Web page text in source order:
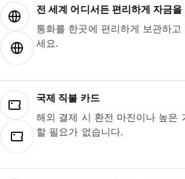
전 세계 어디서든 편리하게 자금
통화를 한곳에 편리하게 보관하
세요.
국제 직불 카드
해외 결제 시 환전 마진이나 높은
할 필요가 없습니다.